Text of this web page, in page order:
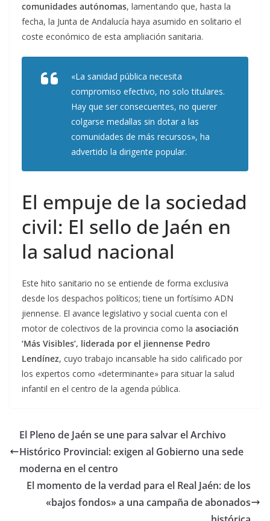
comunidades autónomas, lamentando que, hasta la
fecha, la Junta de Andalucía haya asumido en solitario el
coste económico de esta ampliación sanitaria.
«La sanidad pública necesita
compromiso efectivo, no solo titulares.
Hay que ser consecuentes, no querer
colgarse medallas sin dotar a las
comunidades de más recursos», ha
advertido la dirigente popular.
El empuje de la sociedad
civil: El sello de Jaén en
la salud nacional
Este hito sanitario no se entiende de forma exclusiva
desde los despachos políticos; tiene un fortísimo ADN
jiennense. El avance legislativo y social cuenta con el
motor de colectivos de la provincia como la asociación
‘Más Visibles’, liderada por el jiennense Pedro
Lendínez, cuyo trabajo incansable ha sido calificado por
los expertos como «determinante» para situar la salud
infantil en el centro de la agenda pública.
El Pleno de Jaén se une para salvar el Archivo
Histórico Provincial: exigen al Gobierno una sede
moderna en el centro
El momento de la verdad para el Real Jaén: de los
«bajos fondos» a una campaña de abonados